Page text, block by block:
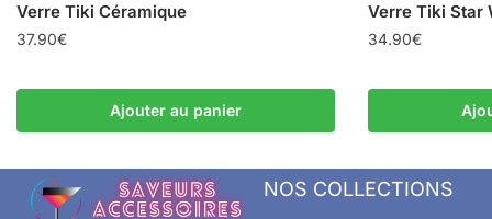
Verre Tiki Céramique
37.90€
Ajouter au panier
Verre Tiki Star
34.90€
NOS COLLECTIONS